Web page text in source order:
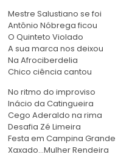
Mestre Salustiano se foi
Antônio Nóbrega ficou
O Quinteto Violado
A sua marca nos deixou
Na Afrociberdelia
Chico ciência cantou
No ritmo do improviso
Inácio da Catingueira
Cego Aderaldo na rima
Desafia Zé Limeira
Festa em Campina Grande
Xaxado…Mulher Rendeira